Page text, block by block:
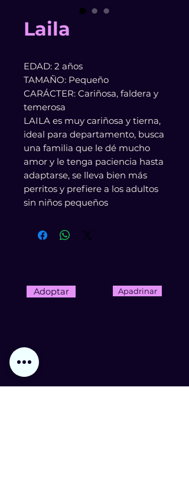
Laila
EDAD: 2 años
TAMAÑO: Pequeño
CARÁCTER: Cariñosa, faldera y
temerosa
LAILA es muy cariñosa y tierna,
ideal para departamento, busca
una familia que le dé mucho
amor y le tenga paciencia hasta
adaptarse, se lleva bien más
perritos y prefiere a los adultos
sin niños pequeños
Adoptar Apadrinar